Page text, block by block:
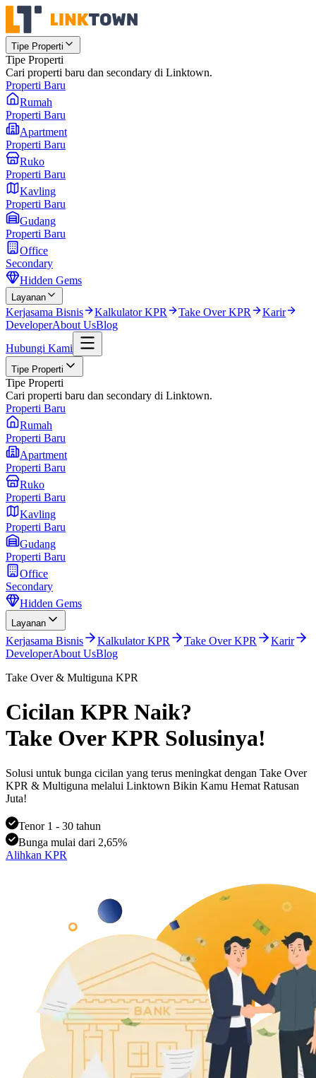
Tipe Properti
Tipe Properti
Cari properti baru dan secondary di Linktown.
Properti Baru
Rumah
Properti Baru
Apartment
Properti Baru
Ruko
Properti Baru
Kavling
Properti Baru
Gudang
Properti Baru
Office
Secondary
Hidden Gems
Layanan
Kerjasama Bisnis Kalkulator KPR Take Over KPR
Karir
DeveloperAbout UsBlog
Hubungi Kami
Tipe Properti
Tipe Properti
Cari properti baru dan secondary di Linktown.
Properti Baru
Rumah
Properti Baru
Apartment
Properti Baru
Ruko
Properti Baru
Kavling
Properti Baru
Gudang
Properti Baru
Office
Secondary
Hidden Gems
Layanan
Kerjasama Bisnis Kalkulator KPR Take Over KPR
Karir
DeveloperAbout UsBlog
Take Over & Multiguna KPR
Cicilan KPR Naik?
Take Over KPR Solusinya!
Solusi untuk bunga cicilan yang terus meningkat dengan Take Over
KPR & Multiguna melalui Linktown Bikin Kamu Hemat Ratusan
Juta!
Tenor 1 - 30 tahun
Bunga mulai dari 2,65%
Alihkan KPR